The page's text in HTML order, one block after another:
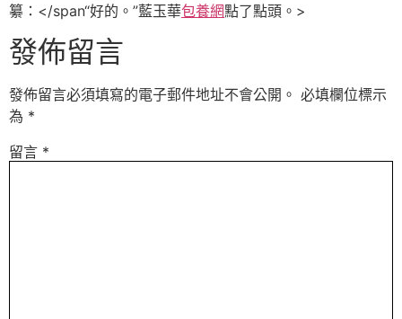
纂： </span“好的。”藍玉華包養網點了點頭。>
發佈留言
發佈留言必須填寫的電子郵件地址不會公開。 必填欄位標示
為 *
留言 *